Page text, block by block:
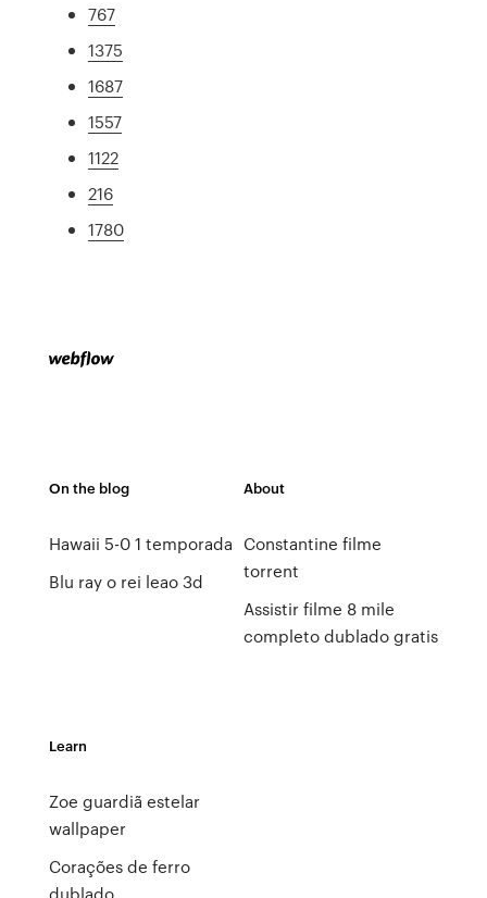
767
1375
1687
1557
1122
216
1780
On the blog
Hawaii 5-0 1 temporada
Blu ray o rei leao 3d
About
Constantine filme
torrent
Assistir filme 8 mile
completo dublado gratis
Learn
Zoe guardiã estelar
wallpaper
Corações de ferro
dublado